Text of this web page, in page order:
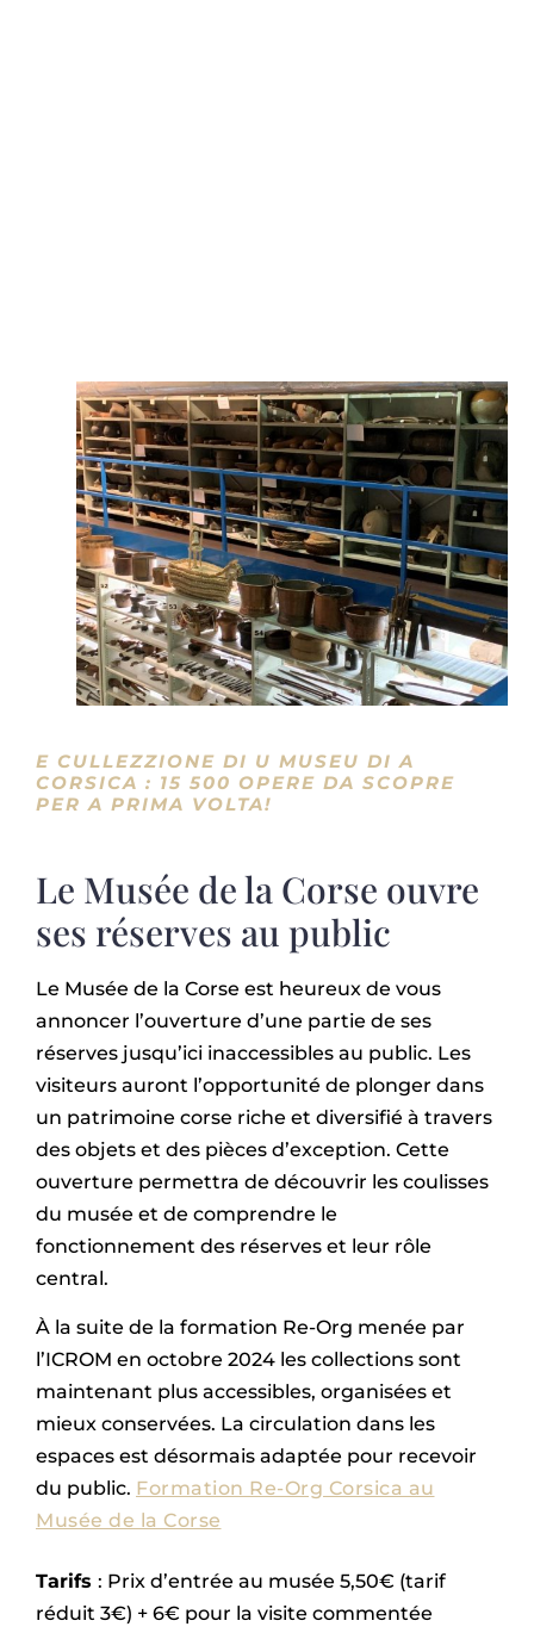
E CULLEZZIONE DI U MUSEU DI A
CORSICA : 15 500 OPERE DA SCOPRE
PER A PRIMA VOLTA!
Le Musée de la Corse ouvre
ses réserves au public
Le Musée de la Corse est heureux de vous
annoncer l’ouverture d’une partie de ses
réserves jusqu’ici inaccessibles au public. Les
visiteurs auront l’opportunité de plonger dans
un patrimoine corse riche et diversifié à travers
des objets et des pièces d’exception. Cette
ouverture permettra de découvrir les coulisses
du musée et de comprendre le
fonctionnement des réserves et leur rôle
central.
À la suite de la formation Re-Org menée par
l’ICROM en octobre 2024 les collections sont
maintenant plus accessibles, organisées et
mieux conservées. La circulation dans les
espaces est désormais adaptée pour recevoir
du public. Formation Re-Org Corsica au
Musée de la Corse
Tarifs : Prix d’entrée au musée 5,50€ (tarif
réduit 3€) + 6€ pour la visite commentée